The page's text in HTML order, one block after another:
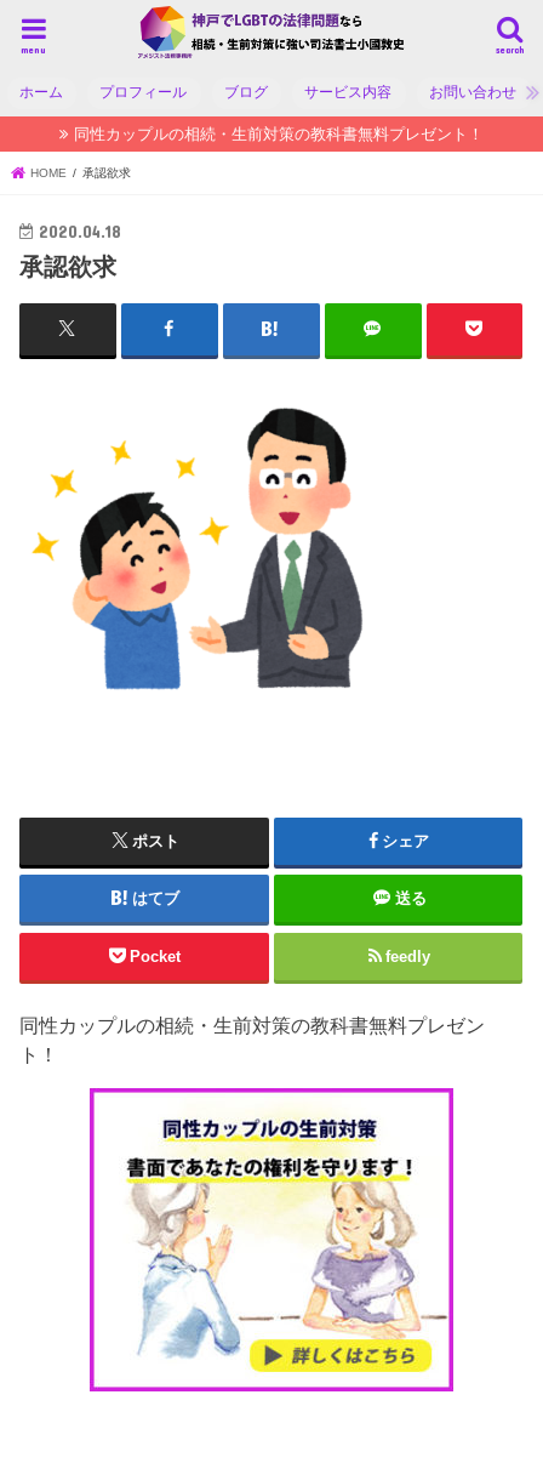
search
menu
ホーム プロフィール ブログ サービス内容 お問い合わせ
同性カップルの相続・生前対策の教科書無料プレゼント！
HOME 承認欲求
2020.04.18
承認欲求
ポスト シェア
はてブ 送る
Pocket feedly
同性カップルの相続・生前対策の教科書無料プレゼン
ト！